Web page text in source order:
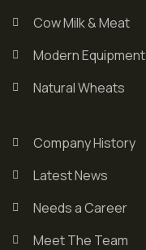
Cow Milk & Meat
Modern Equipment
Natural Wheats
Company History
Latest News
Needs a Career
Meet The Team